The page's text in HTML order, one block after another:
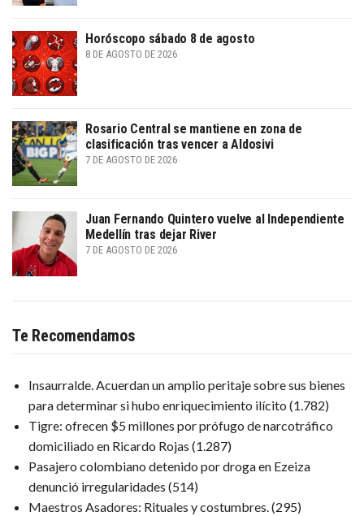
Horóscopo sábado 8 de agosto
8 DE AGOSTO DE 2026
Rosario Central se mantiene en zona de
clasificación tras vencer a Aldosivi
7 DE AGOSTO DE 2026
Juan Fernando Quintero vuelve al Independiente
Medellín tras dejar River
7 DE AGOSTO DE 2026
Te Recomendamos
Insaurralde. Acuerdan un amplio peritaje sobre sus bienes
para determinar si hubo enriquecimiento ilícito (1.782)
Tigre: ofrecen $5 millones por prófugo de narcotráfico
domiciliado en Ricardo Rojas (1.287)
Pasajero colombiano detenido por droga en Ezeiza
denunció irregularidades (514)
Maestros Asadores: Rituales y costumbres.(295)